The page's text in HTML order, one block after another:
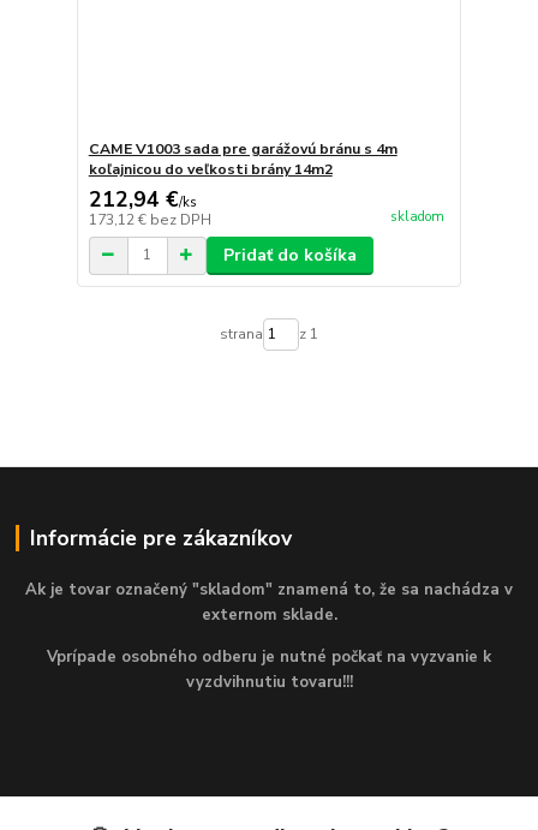
CAME V1003 sada pre garážovú bránu s 4m
koľajnicou do veľkosti brány 14m2
212,94 €/ks
173,12 € bez DPH skladom
Pridať do košíka
strana z 1
Informácie pre zákazníkov
Ak je tovar označený "skladom" znamená to, že sa nachádza v
externom sklade.
Vprípade osobného odberu je nutné počkať na vyzvanie k
vyzdvihnutiu tovaru!!!